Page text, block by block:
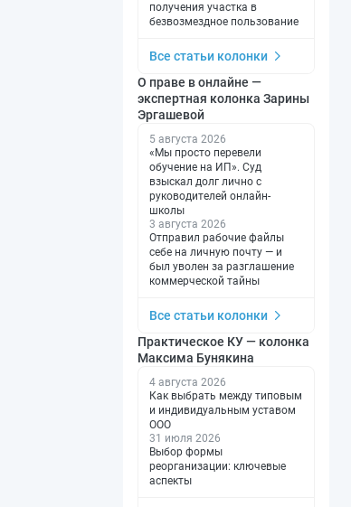
получения участка в
безвозмездное пользование
Все статьи колонки
О праве в онлайне —
экспертная колонка Зарины
Эргашевой
5 августа 2026
«Мы просто перевели
обучение на ИП». Суд
взыскал долг лично с
руководителей онлайн-
школы
3 августа 2026
Отправил рабочие файлы
себе на личную почту — и
был уволен за разглашение
коммерческой тайны
Все статьи колонки
Практическое КУ — колонка
Максима Бунякина
4 августа 2026
Как выбрать между типовым
и индивидуальным уставом
ООО
31 июля 2026
Выбор формы
реорганизации: ключевые
аспекты